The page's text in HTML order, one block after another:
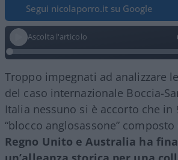
Segui nicolaporro.it su Google
Ascolta l'articolo
Troppo impegnati ad analizzare
del caso internazionale Boccia-
Italia nessuno si è accorto che in
“blocco anglosassone” composto
Regno Unito e Australia ha